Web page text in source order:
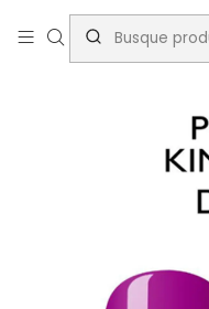
Inicio
ESMALTE